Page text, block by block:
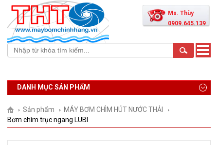
Ms. Thùy
0909.645.139
Toggle
DANH MỤC SẢN PHẨM
Sản phẩm
MÁY BƠM CHÌM HÚT NƯỚC THẢI
Bơm chìm trục ngang LUBI